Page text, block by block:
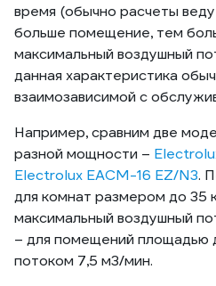
время (обычно расчеты
больше помещение, тем
максимальный воздушный
данная характеристика
взаимозависимой с
Например, сравним две
разной мощности –
Electrolux EACM-16 EZ/N3.
для комнат размером до 35
максимальный воздушный
– для помещений площадью
потоком 7,5 м3/мин.